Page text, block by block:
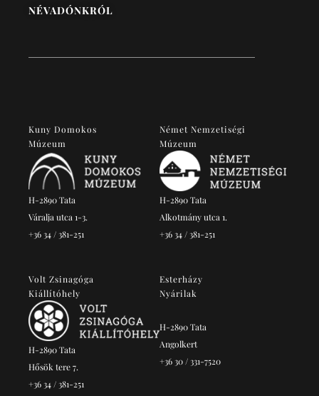
NÉVADÓNKRÓL
Kuny Domokos
Múzeum
H-2890 Tata
Váralja utca 1-3.
+36 34 / 381-251
Német Nemzetiségi
Múzeum
H-2890 Tata
Alkotmány utca 1.
+36 34 / 381-251
Volt Zsinagóga
Kiállítóhely
H-2890 Tata
Hősök tere 7.
+36 34 / 381-251
Esterházy
Nyárilak
H-2890 Tata
Angolkert
+36 30 / 331-7520